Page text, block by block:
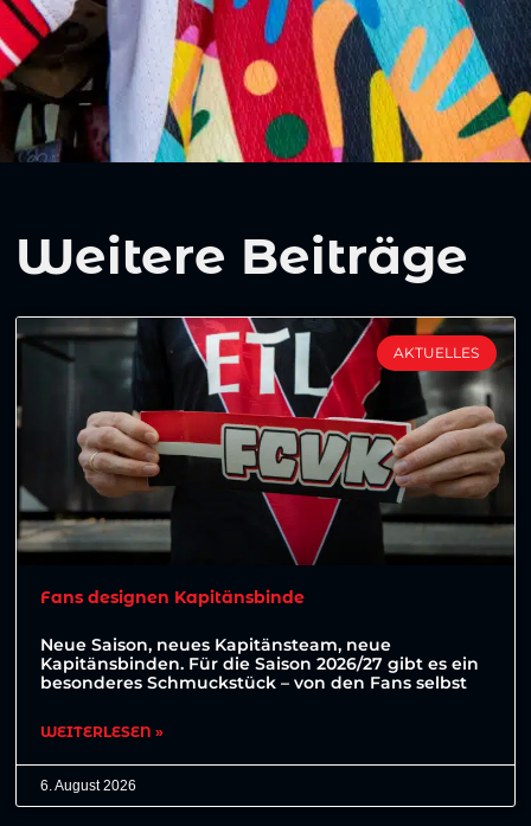
Weitere Beiträge
AKTUELLES
Fans designen Kapitänsbinde
Neue Saison, neues Kapitänsteam, neue
Kapitänsbinden. Für die Saison 2026/27 gibt es ein
besonderes Schmuckstück – von den Fans selbst
WEITERLESEN »
6. August 2026